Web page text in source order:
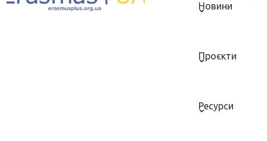
Новини
Проєкти
Ресурси